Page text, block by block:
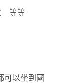
等等
可以坐到國